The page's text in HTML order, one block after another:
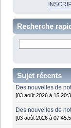
Recherche
Sujet récents
Des nouvelles de
[03 août 2026 à
Des nouvelles de
[03 août 2026 à